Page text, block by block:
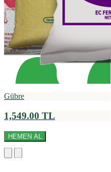
Gübre
1,549.00 TL
HEMEN AL